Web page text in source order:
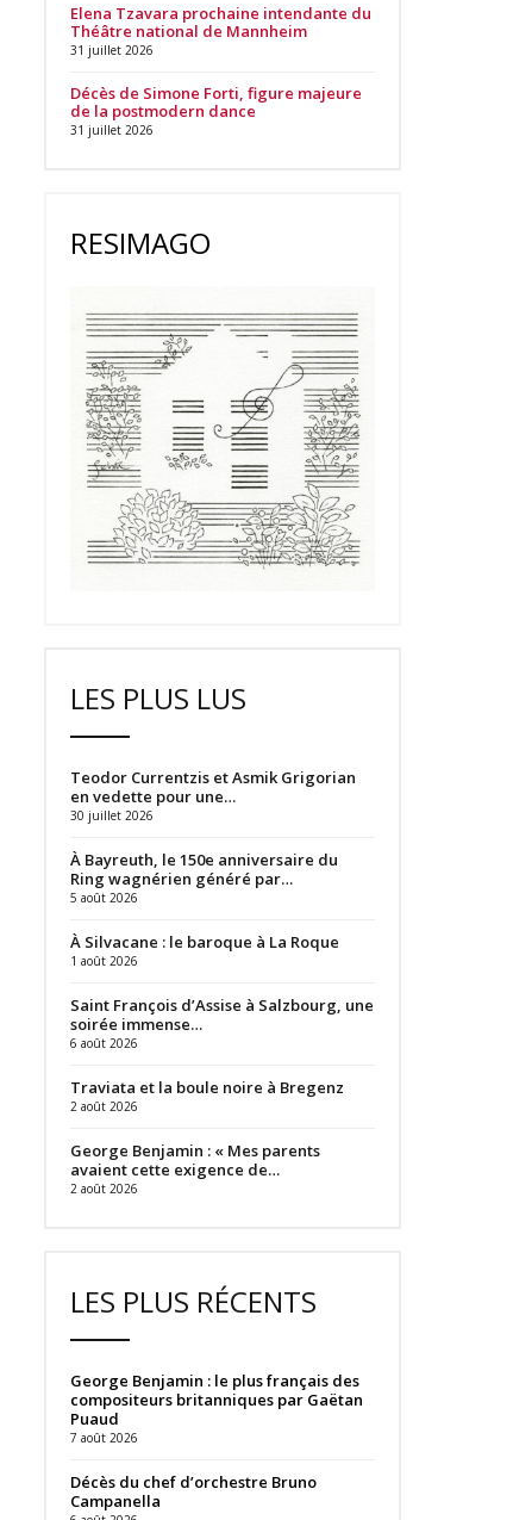
Elena Tzavara prochaine intendante du
Théâtre national de Mannheim
31 juillet 2026
Décès de Simone Forti, figure majeure
de la postmodern dance
31 juillet 2026
RESIMAGO
LES PLUS LUS
Teodor Currentzis et Asmik Grigorian
en vedette pour une…
30 juillet 2026
À Bayreuth, le 150e anniversaire du
Ring wagnérien généré par…
5 août 2026
À Silvacane : le baroque à La Roque
1 août 2026
Saint François d’Assise à Salzbourg, une
soirée immense…
6 août 2026
Traviata et la boule noire à Bregenz
2 août 2026
George Benjamin : « Mes parents
avaient cette exigence de…
2 août 2026
LES PLUS RÉCENTS
George Benjamin : le plus français des
compositeurs britanniques par Gaëtan
Puaud
7 août 2026
Décès du chef d’orchestre Bruno
Campanella